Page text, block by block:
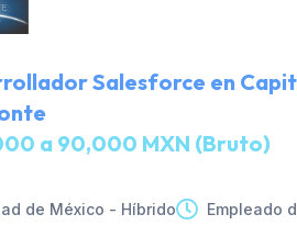
Salesforce en
a 90,000 MXN (Bruto)
de México - Híbrido Empleado